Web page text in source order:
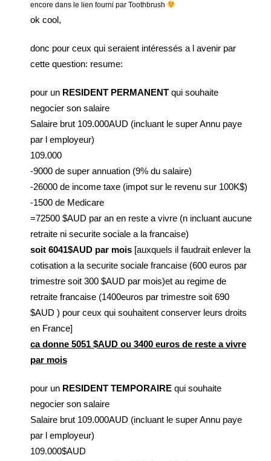
encore dans le lien fourni par Toothbrush
ok cool,
donc pour ceux qui seraient intéressés a l avenir par
cette question: resume:
pour un RESIDENT PERMANENT qui souhaite
negocier son salaire
Salaire brut 109.000AUD (incluant le super Annu paye
par l employeur)
109.000
-9000 de super annuation (9% du salaire)
-26000 de income taxe (impot sur le revenu sur 100K$)
-1500 de Medicare
=72500 $AUD par an en reste a vivre (n incluant aucune
retraite ni securite sociale a la francaise)
soit 6041$AUD par mois [auxquels il faudrait enlever la
cotisation a la securite sociale francaise (600 euros par
trimestre soit 300 $AUD par mois)et au regime de
retraite francaise (1400euros par trimestre soit 690
$AUD ) pour ceux qui souhaitent conserver leurs droits
en France]
ca donne 5051 $AUD ou 3400 euros de reste a vivre
par mois
pour un RESIDENT TEMPORAIRE qui souhaite
negocier son salaire
Salaire brut 109.000AUD (incluant le super Annu paye
par l employeur)
109.000$AUD